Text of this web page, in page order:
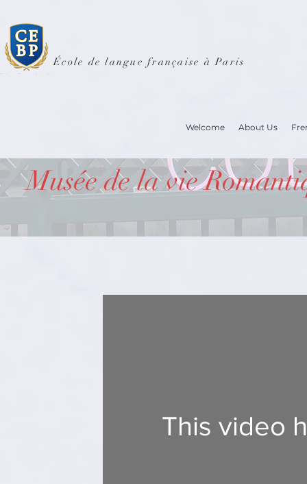
École de langue française à Paris
Welcome About Us
Musée de la vie
This video